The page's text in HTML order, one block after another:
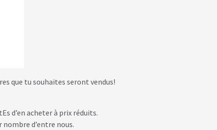
que tu souhaites seront vendus!
d’en acheter à prix réduits.
d’entre nous.